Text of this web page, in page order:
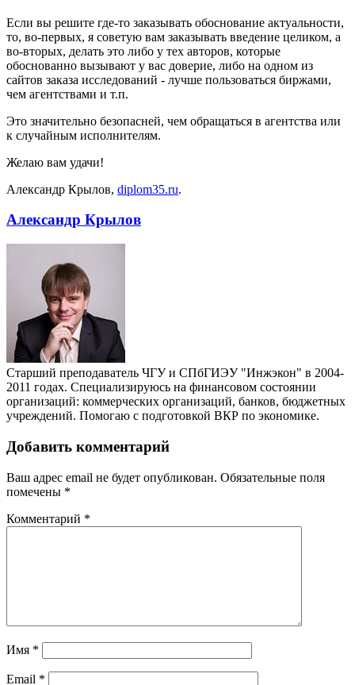
Если вы решите где-то заказывать обоснование актуальности,
то, во-первых, я советую вам заказывать введение целиком, а
во-вторых, делать это либо у тех авторов, которые
обоснованно вызывают у вас доверие, либо на одном из
сайтов заказа исследований - лучше пользоваться биржами,
чем агентствами и т.п.
Это значительно безопасней, чем обращаться в агентства или
к случайным исполнителям.
Желаю вам удачи!
Александр Крылов, diplom35.ru.
Александр Крылов
Старший преподаватель ЧГУ и СПбГИЭУ "Инжэкон" в 2004-
2011 годах. Специализируюсь на финансовом состоянии
организаций: коммерческих организаций, банков, бюджетных
учреждений. Помогаю с подготовкой ВКР по экономике.
Добавить комментарий
Ваш адрес email не будет опубликован. Обязательные поля
помечены *
Комментарий *
Имя *
Email *